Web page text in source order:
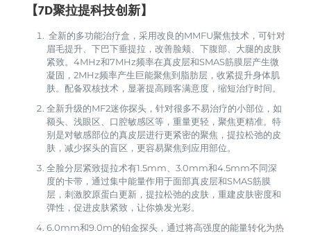
【7D聚拉提科技创新】
全新的多功能治疗盒，采用改良的MMFU聚焦技术，可针对
眉毛提升、下巴下垂提拉，改善脸颊、下腹部、大腿的皮肤
紧致。4MHz和7MHz频率在真皮层和SMAS筋膜层产生微
凝固，2MHz频率产生巨能聚焦到脂肪层，收紧提升身体肌
肤。配备双核技术，显著提高顾客满意度，缩短治疗时间。
全新升级的MF2迷你探头，针对很多不易治疗的小部位，如
额头、浅眼区、口腔敏感区等，重量更轻，聚焦更精准。特
别是对敏感部位的真皮层进行更紧密的聚焦，提拉松弛的皮
肤，减少探头的盲区，更容易聚焦到应用部位。
全脸分层紧致提拉术有1.5mm、3.0mm和4.5mm不同深
度的卡带，通过集中能量作用于面部真皮层和SMAS筋膜
层，刺激胶原蛋白更新，提拉松弛的皮肤，重建皮肤密度和
弹性，促进皮肤紧致，让你焕发光彩。
6.0mm和9.0m的铂金探头，通过将高强度的能量转化为热